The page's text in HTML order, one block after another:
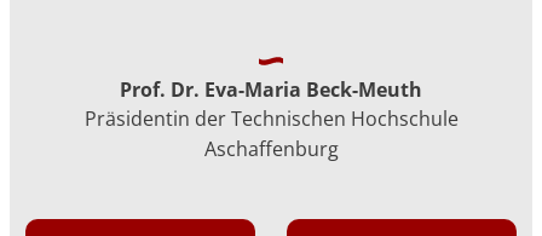
Prof. Dr. Eva-Maria Beck-Meuth
Präsidentin der Technischen Hochschule
Aschaffenburg